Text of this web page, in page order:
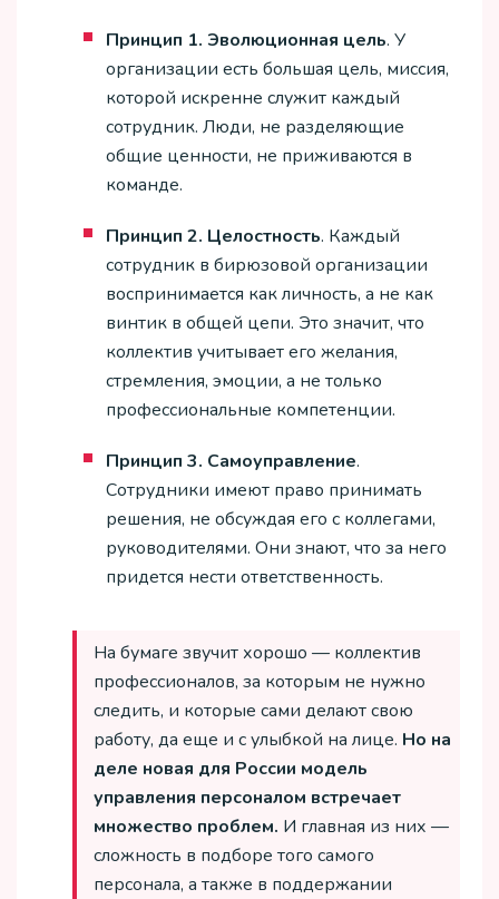
Принцип 1. Эволюционная цель. У
организации есть большая цель, миссия,
которой искренне служит каждый
сотрудник. Люди, не разделяющие
общие ценности, не приживаются в
команде.
Принцип 2. Целостность. Каждый
сотрудник в бирюзовой организации
воспринимается как личность, а не как
винтик в общей цепи. Это значит, что
коллектив учитывает его желания,
стремления, эмоции, а не только
профессиональные компетенции.
Принцип 3. Самоуправление.
Сотрудники имеют право принимать
решения, не обсуждая его с коллегами,
руководителями. Они знают, что за него
придется нести ответственность.
На бумаге звучит хорошо — коллектив
профессионалов, за которым не нужно
следить, и которые сами делают свою
работу, да еще и с улыбкой на лице. Но на
деле новая для России модель
управления персоналом встречает
множество проблем. И главная из них —
сложность в подборе того самого
персонала, а также в поддержании